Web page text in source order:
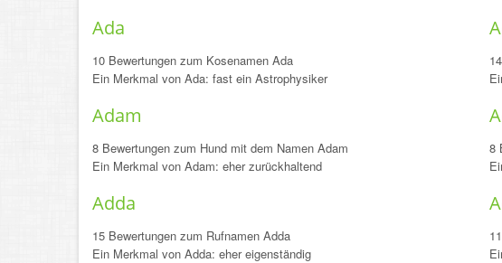
Ada
10 Bewertungen zum Kosenamen Ada
Ein Merkmal von Ada: fast ein Astrophysiker
Adam
8 Bewertungen zum Hund mit dem Namen Adam
Ein Merkmal von Adam: eher zurückhaltend
8
Adda
15 Bewertungen zum Rufnamen Adda
Ein Merkmal von Adda: eher eigenständig